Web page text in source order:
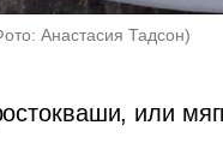
Анастасия Тадсон)
или